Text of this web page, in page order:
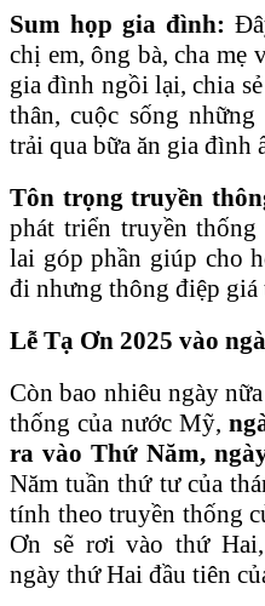
Sum họp gia đình:
chị em, ông bà, cha mẹ
gia đình ngồi lại, chia
thân, cuộc sống
trải qua bữa ăn gia đình
Tôn trọng truyền
phát triển truyền
lai góp phần giúp cho
đi nhưng thông điệp giá
Lễ Tạ Ơn 2025 vào
Còn bao nhiêu ngày
thống của nước Mỹ,
ra vào Thứ Năm,
Năm tuần thứ tư của
tính theo truyền thống
Ơn sẽ rơi vào thứ
ngày thứ Hai đầu tiên